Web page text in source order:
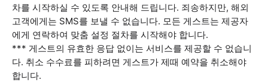
차를 시작하실 수 있도록 안내해 드립니다. 죄송하지만, 해외
고객에게는 SMS를 보낼 수 없습니다. 모든 게스트는 제공자
에게 연락하여 맞춤 설정 절차를 시작해야 합니다.
*** 게스트의 유효한 응답 없이는 서비스를 제공할 수 없습니
다. 취소 수수료를 피하려면 게스트가 제때 예약을 취소해야
합니다.